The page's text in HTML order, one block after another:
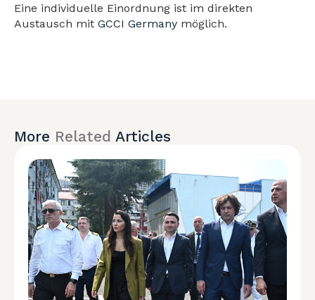
Eine individuelle Einordnung ist im direkten
Austausch mit GCCI Germany möglich.
More Related Articles